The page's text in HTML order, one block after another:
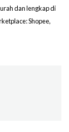
dan lengkap di
Shopee,